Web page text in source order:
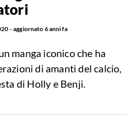
aggiornato 6 anni fa
manga iconico che ha
di amanti del calcio,
di Holly e Benji.